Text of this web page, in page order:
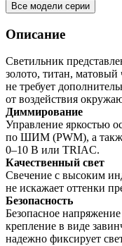
Все модели серии
Описание
Светильник
золото, титан,
не требует
от воздействия
Диммирование
Управление яркостью
по ШИМ (PWM), а
0–10 В или TRIAC.
Качественный свет
Свечение с высоким
не искажает оттенки
Безопасность
Безопасное
крепление в виде
надежно фиксирует